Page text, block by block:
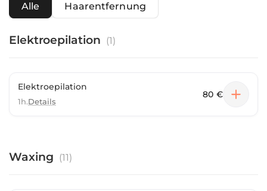
Alle Haarentfernung
Elektroepilation (1)
Elektroepilation
1h.Details
80 €
Waxing (11)